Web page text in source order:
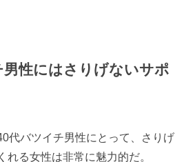
性にはさりげないサポ
代バツイチ男性にとって、さりげ
れる女性は非常に魅力的だ。